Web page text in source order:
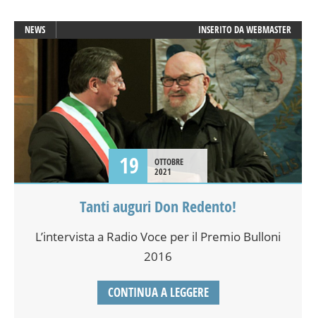
NEWS INSERITO DAWEBMASTER
19
OTTOBRE
2021
Tanti auguri Don Redento!
L’intervista a Radio Voce per il Premio Bulloni
2016
CONTINUA A LEGGERE